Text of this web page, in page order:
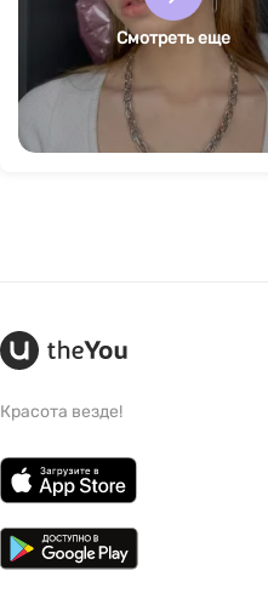
Смотреть еще
Красота везде!